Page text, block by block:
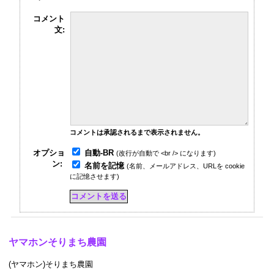
コメント
文:
コメントは承認されるまで表示されません。
オプショ
ン:
自動-BR (改行が自動で <br /> になります)
名前を記憶 (名前、メールアドレス、URLを cookie
に記憶させます)
ヤマホンそりまち農園
(ヤマホン)そりまち農園